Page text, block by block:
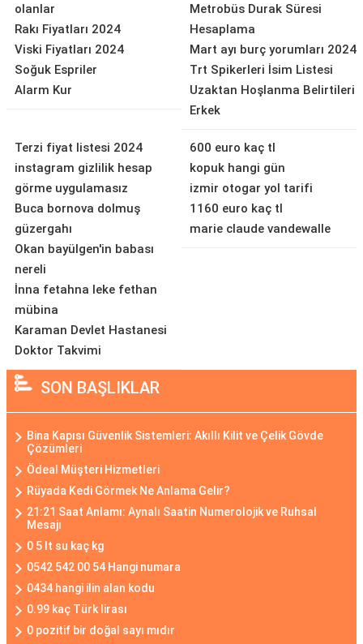
olanlar
Rakı Fiyatları 2024
Viski Fiyatları 2024
Soğuk Espriler
Alarm Kur
Metrobüs Durak Süresi
Hesaplama
Mart ayı burç yorumları 2024
Trt Spikerleri İsim Listesi
Uzaktan Hoşlanma Belirtileri
Erkek
Terzi fiyat listesi 2024
instagram gizlilik hesap
görme uygulamasız
Buca bornova dolmuş
güzergahı
Okan bayülgen'in babası
nereli
İnna fetahna leke fethan
mübina
Karaman Devlet Hastanesi
Doktor Takvimi
600 euro kaç tl
kopuk hangi gün
izmir otogar yol tarifi
1160 euro kaç tl
marie claude vandewalle
SON BAŞLIKLAR
Bina Kapısı Güvenlik Sistemleri: Akıllı Kilit ve Çelik Gövde
Çözümleri
Ödeal Müşteri Hizmetleri
Rüyada Kedi Görmek Ne Anlama Gelir?
21:21 Saat Anlamı: Aynalı Saatin Numerolojik ve Ruhsal
Mesajı
0 5 lt su kaç kg
0542 542 00 54 Hangi numara
0434 hangi ilin alan kodu
0.99 kaç Türk lirası
0 pozitif bir doğal sayı mıdır